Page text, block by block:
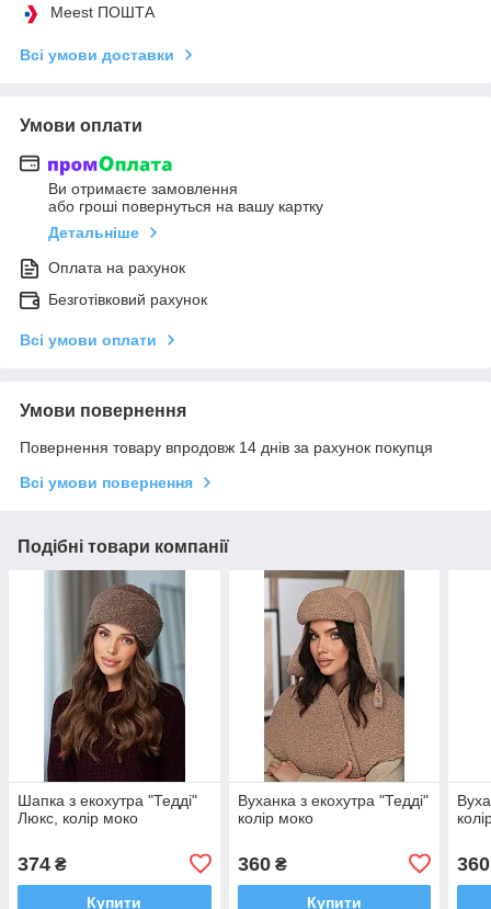
Meest ПОШТА
Всі умови доставки
Умови оплати
Ви отримаєте замовлення
або гроші повернуться на вашу картку
Детальніше
Оплата на рахунок
Безготівковий рахунок
Всі умови оплати
Умови повернення
Повернення товару впродовж 14 днів за рахунок покупця
Всі умови повернення
Подібні товари компанії
Шапка з екохутра "Тедді"
Люкс, колір моко
374 ₴
Купити
Вуханка з екохутра "Тедді"
колір моко
360₴
Купити
360